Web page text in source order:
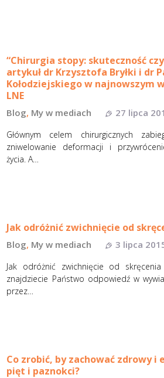
“Chirurgia stopy: skuteczność
artykuł dr Krzysztofa Bryłki i dr
Kołodziejskiego w najnowszym
LNE
Blog, My w mediach 27 lipca
Głównym celem chirurgicznych
zniwelowanie deformacji i
życia. A…
Jak odróżnić zwichnięcie od
Blog, My w mediach 3 lipca
Jak odróżnić zwichnięcie od
znajdziecie Państwo odpowiedź w
przez…
Co zrobić, by zachować zdrowy i
pięt i paznokci?